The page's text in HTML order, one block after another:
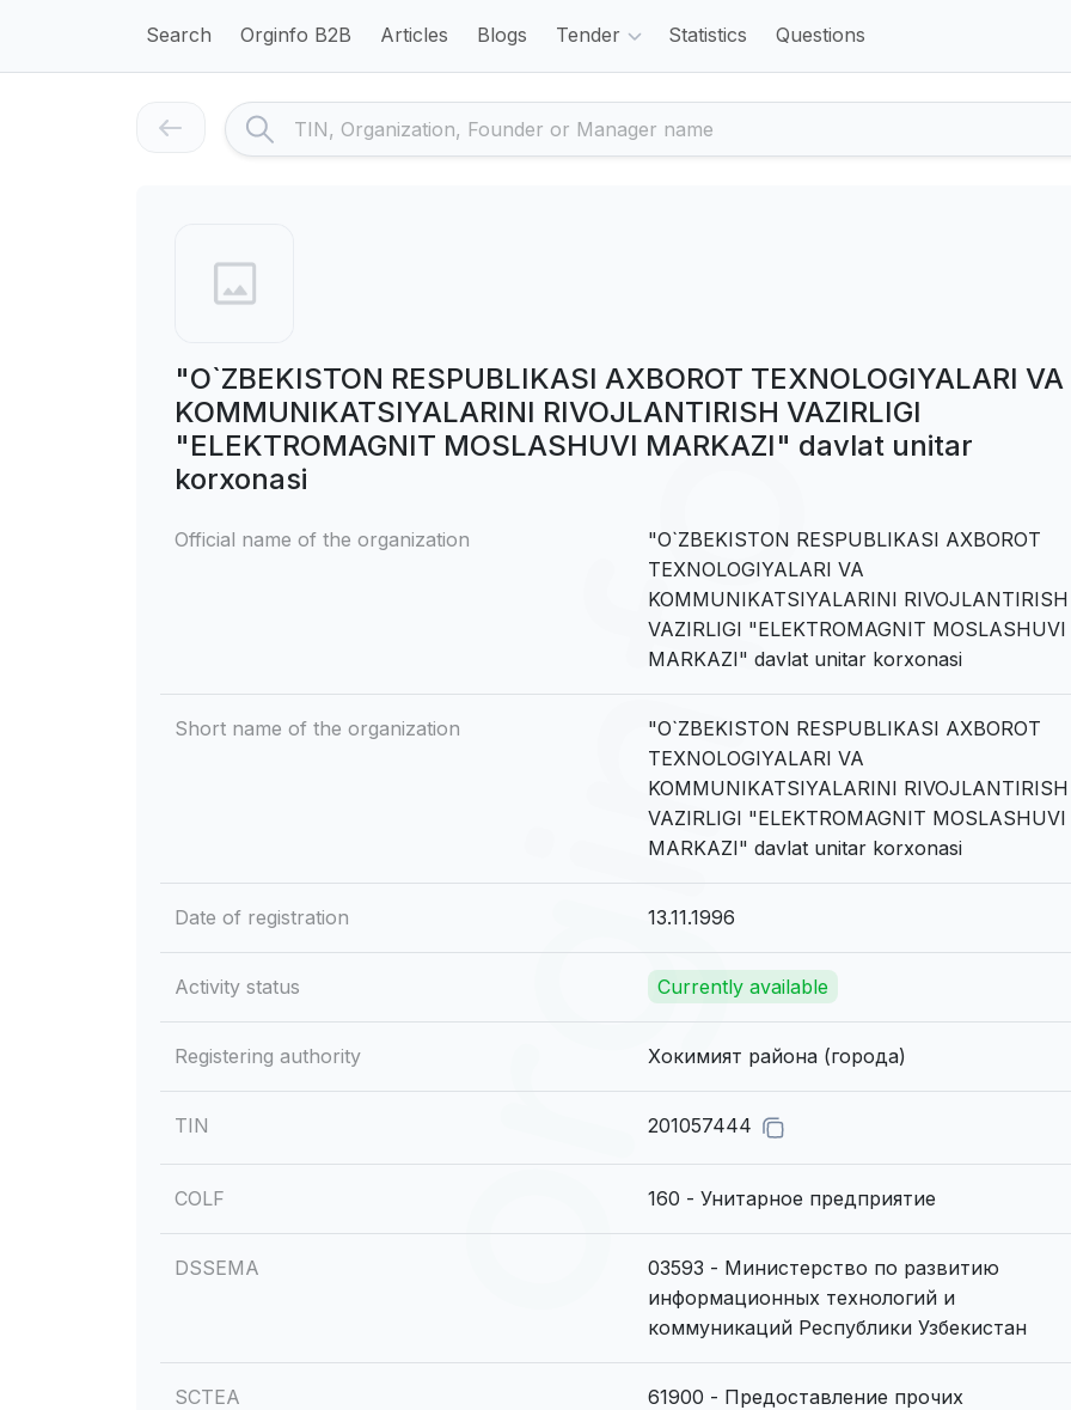
Search Orginfo B2B Articles Blogs Tender Statistics Questions
"O`ZBEKISTON RESPUBLIKASI AXBOROT TEXNOLOGIYALARI VA
KOMMUNIKATSIYALARINI RIVOJLANTIRISH VAZIRLIGI
"ELEKTROMAGNIT MOSLASHUVI MARKAZI" davlat unitar
korxonasi
Official name of the organization
"O`ZBEKISTON RESPUBLIKASI AXBOROT
TEXNOLOGIYALARI VA
KOMMUNIKATSIYALARINI RIVOJLANTIRISH
VAZIRLIGI "ELEKTROMAGNIT MOSLASHUVI
MARKAZI" davlat unitar korxonasi
Short name of the organization
"O`ZBEKISTON RESPUBLIKASI AXBOROT
TEXNOLOGIYALARI VA
KOMMUNIKATSIYALARINI RIVOJLANTIRISH
VAZIRLIGI "ELEKTROMAGNIT MOSLASHUVI
MARKAZI" davlat unitar korxonasi
Date of registration 13.11.1996
Activity status Currently available
Registering authority Хокимият района (города)
TIN 201057444
COLF 160 - Унитарное предприятие
DSSEMA
03593 - Министерство по развитию
информационных технологий и
коммуникаций Республики Узбекистан
SCTEA
61900 - Предоставление прочих